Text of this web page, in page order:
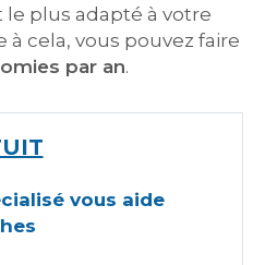
plus adapté à votre
cela, vous pouvez faire
par an.
vous aide